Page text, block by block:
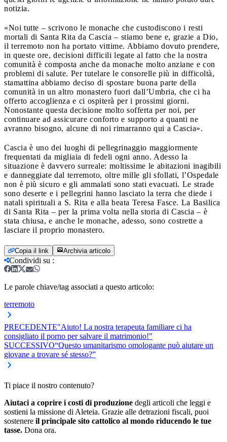
notizia.
«Noi tutte – scrivono le monache che custodiscono i resti
mortali di Santa Rita da Cascia – stiamo bene e, grazie a Dio,
il terremoto non ha portato vittime. Abbiamo dovuto prendere,
in queste ore, decisioni difficili legate al fatto che la nostra
comunità è composta anche da monache molto anziane e con
problemi di salute. Per tutelare le consorelle più in difficoltà,
stamattina abbiamo deciso di spostare buona parte della
comunità in un altro monastero fuori dall’Umbria, che ci ha
offerto accoglienza e ci ospiterà per i prossimi giorni.
Nonostante questa decisione molto sofferta per noi, per
continuare ad assicurare conforto e supporto a quanti ne
avranno bisogno, alcune di noi rimarranno qui a Cascia».
Cascia è uno dei luoghi di pellegrinaggio maggiormente
frequentati da migliaia di fedeli ogni anno. Adesso la
situazione è davvero surreale: moltissime le abitazioni inagibili
e danneggiate dal terremoto, oltre mille gli sfollati, l’Ospedale
non è più sicuro e gli ammalati sono stati evacuati. Le strade
sono deserte e i pellegrini hanno lasciato la terra che diede i
natali spirituali a S. Rita e alla beata Teresa Fasce. La Basilica
di Santa Rita – per la prima volta nella storia di Cascia – è
stata chiusa, e anche le monache, adesso, sono costrette a
lasciare il proprio monastero.
Copia il link Archivia articolo
Condividi su :
Le parole chiave/tag associati a questo articolo:
terremoto
PRECEDENTE"Aiuto! La nostra terapeuta familiare ci ha
consigliato il porno per salvare il matrimonio!"
SUCCESSIVO“Questo umanitarismo omologante può aiutare un
giovane a trovare sé stesso?”
Ti piace il nostro contenuto?
Aiutaci a coprire i costi di produzione degli articoli che leggi e
sostieni la missione di Aleteia. Grazie alle detrazioni fiscali, puoi
sostenere il principale sito cattolico al mondo riducendo le tue
tasse. Dona ora.